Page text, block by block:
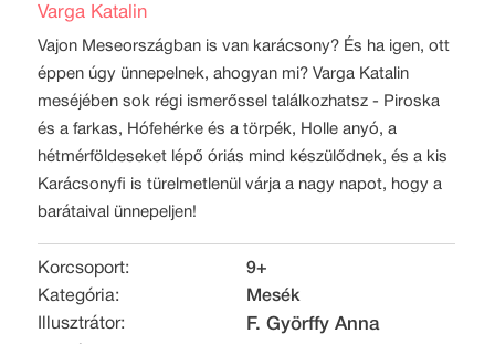
Varga Katalin
Vajon Meseországban is van karácsony? És ha igen, ott
éppen úgy ünnepelnek, ahogyan mi? Varga Katalin
meséjében sok régi ismerőssel találkozhatsz - Piroska
és a farkas, Hófehérke és a törpék, Holle anyó, a
hétmérföldeseket lépő óriás mind készülődnek, és a kis
Karácsonyfi is türelmetlenül várja a nagy napot, hogy a
barátaival ünnepeljen!
Korcsoport:
9+
Kategória:
Mesék
Illusztrátor:
F. Györffy Anna